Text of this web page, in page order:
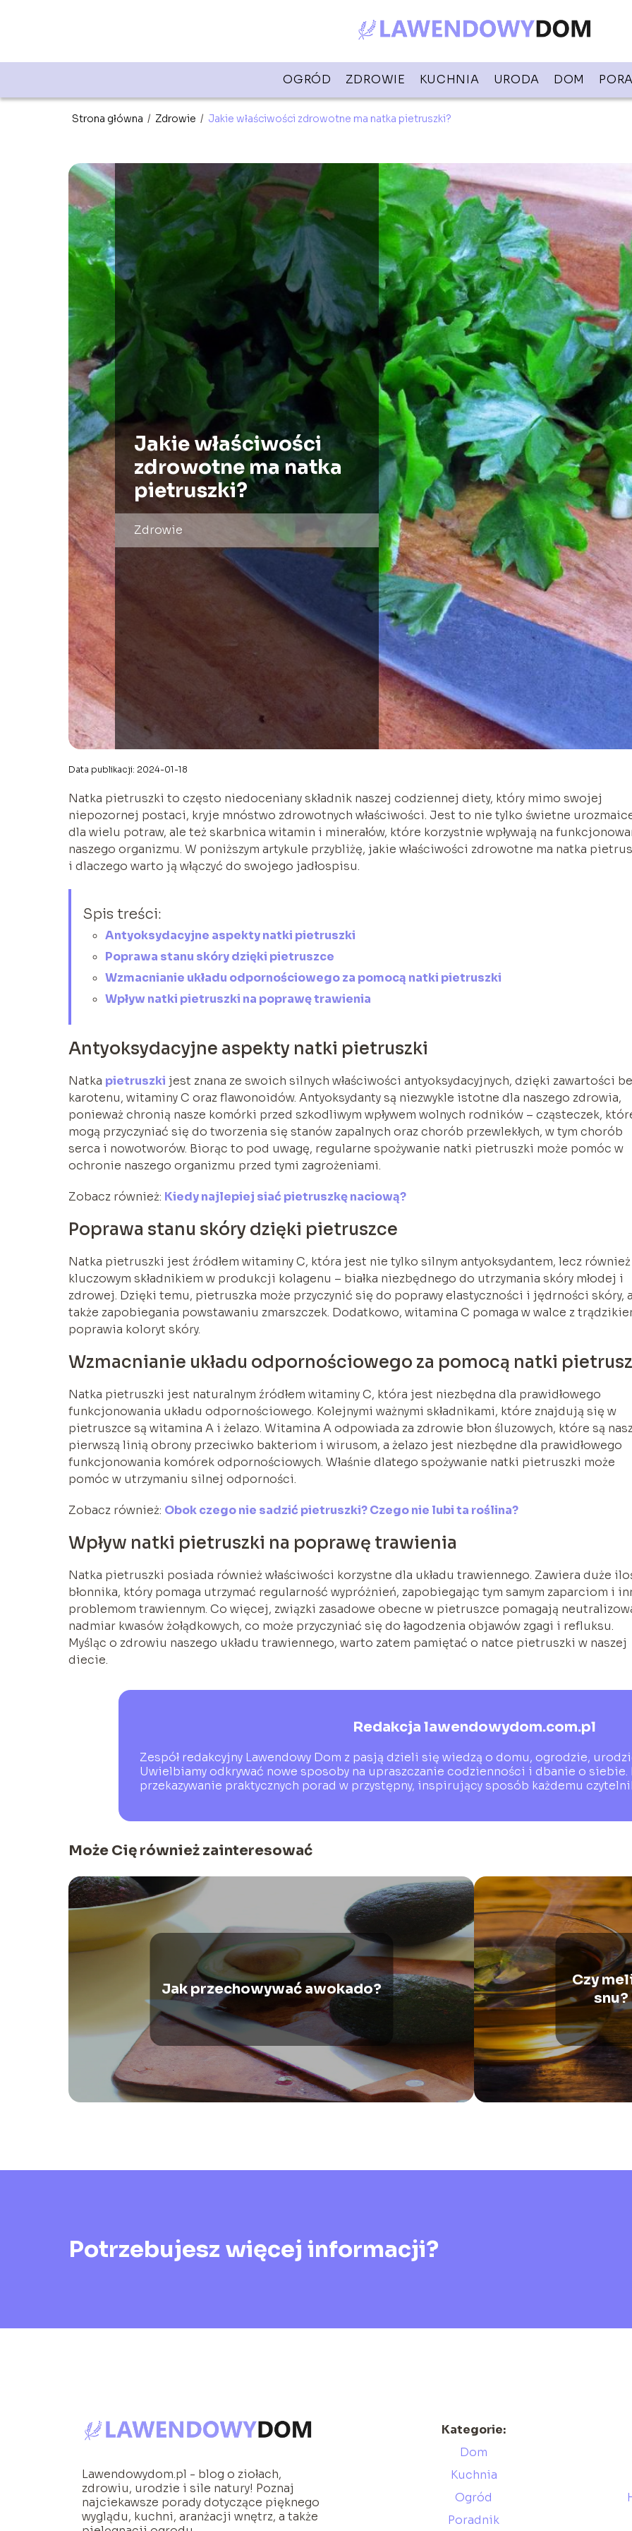
OGRÓD ZDROWIE KUCHNIA URODA DOM
Strona główna / Zdrowie / Jakie właściwości zdrowotne ma natka pietruszki?
Jakie właściwości
zdrowotne ma natka
pietruszki?
Zdrowie
Data publikacji: 2024-01-18
Natka pietruszki to często niedoceniany składnik naszej codziennej diety, który mimo swojej
niepozornej postaci, kryje mnóstwo zdrowotnych właściwości. Jest to nie tylko świetne
dla wielu potraw, ale też skarbnica witamin i minerałów, które korzystnie wpływają na
naszego organizmu. W poniższym artykule przybliżę, jakie właściwości zdrowotne ma natka
i dlaczego warto ją włączyć do swojego jadłospisu.
Spis treści:
Antyoksydacyjne aspekty natki pietruszki
Poprawa stanu skóry dzięki pietruszce
Wzmacnianie układu odpornościowego za pomocą natki pietruszki
Wpływ natki pietruszki na poprawę trawienia
Antyoksydacyjne aspekty natki pietruszki
Natka pietruszki jest znana ze swoich silnych właściwości antyoksydacyjnych, dzięki zawartości
karotenu, witaminy C oraz flawonoidów. Antyoksydanty są niezwykle istotne dla naszego zdrowia,
ponieważ chronią nasze komórki przed szkodliwym wpływem wolnych rodników – cząsteczek,
mogą przyczyniać się do tworzenia się stanów zapalnych oraz chorób przewlekłych, w tym chorób
serca i nowotworów. Biorąc to pod uwagę, regularne spożywanie natki pietruszki może pomóc w
ochronie naszego organizmu przed tymi zagrożeniami.
Zobacz również: Kiedy najlepiej siać pietruszkę naciową?
Poprawa stanu skóry dzięki pietruszce
Natka pietruszki jest źródłem witaminy C, która jest nie tylko silnym antyoksydantem, lecz również
kluczowym składnikiem w produkcji kolagenu – białka niezbędnego do utrzymania skóry młodej i
zdrowej. Dzięki temu, pietruszka może przyczynić się do poprawy elastyczności i jędrności skóry, a
także zapobiegania powstawaniu zmarszczek. Dodatkowo, witamina C pomaga w walce z
poprawia koloryt skóry.
Wzmacnianie układu odpornościowego za pomocą natki
Natka pietruszki jest naturalnym źródłem witaminy C, która jest niezbędna dla prawidłowego
funkcjonowania układu odpornościowego. Kolejnymi ważnymi składnikami, które znajdują się w
pietruszce są witamina A i żelazo. Witamina A odpowiada za zdrowie błon śluzowych, które są
pierwszą linią obrony przeciwko bakteriom i wirusom, a żelazo jest niezbędne dla prawidłowego
funkcjonowania komórek odpornościowych. Właśnie dlatego spożywanie natki pietruszki może
pomóc w utrzymaniu silnej odporności.
Zobacz również: Obok czego nie sadzić pietruszki? Czego nie lubi ta roślina?
Wpływ natki pietruszki na poprawę trawienia
Natka pietruszki posiada również właściwości korzystne dla układu trawiennego. Zawiera duże
błonnika, który pomaga utrzymać regularność wypróżnień, zapobiegając tym samym zaparciom i
problemom trawiennym. Co więcej, związki zasadowe obecne w pietruszce pomagają
nadmiar kwasów żołądkowych, co może przyczyniać się do łagodzenia objawów zgagi i refluksu.
Myśląc o zdrowiu naszego układu trawiennego, warto zatem pamiętać o natce pietruszki w naszej
diecie.
Redakcja lawendowydom.com.pl
Zespół redakcyjny Lawendowy Dom z pasją dzieli się wiedzą o domu, ogrodzie,
Uwielbiamy odkrywać nowe sposoby na upraszczanie codzienności i dbanie o siebie.
przekazywanie praktycznych porad w przystępny, inspirujący sposób każdemu
Może Cię również zainteresować
Jak przechowywać awokado?
Czy
Potrzebujesz więcej informacji?
Lawendowydom.pl - blog o ziołach,
zdrowiu, urodzie i sile natury! Poznaj
najciekawsze porady dotyczące pięknego
wyglądu, kuchni, aranżacji wnętrz, a także
Kategorie:
Dom
Kuchnia
Ogród
Poradnik